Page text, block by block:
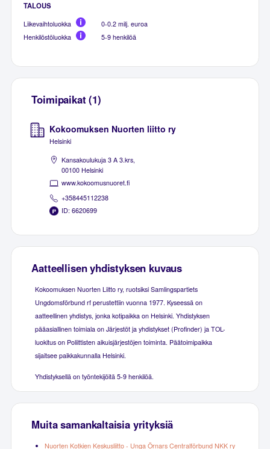
TALOUS
Liikevaihtoluokka
0-0.2 milj. euroa
Henkilöstöluokka
5-9 henkilöä
Toimipaikat (1)
Kokoomuksen Nuorten liitto ry
Helsinki
Kansakoulukuja 3 A 3.krs,
00100 Helsinki
www.kokoomusnuoret.fi
+358445112238
ID: 6620699
Aatteellisen yhdistyksen kuvaus
Kokoomuksen Nuorten Liitto ry, ruotsiksi Samlingspartiets
Ungdomsförbund rf perustettiin vuonna 1977. Kyseessä on
aatteellinen yhdistys, jonka kotipaikka on Helsinki. Yhdistyksen
pääasiallinen toimiala on Järjestöt ja yhdistykset (Profinder) ja TOL-
luokitus on Poliittisten aikuisjärjestöjen toiminta. Päätoimipaikka
sijaitsee paikkakunnalla Helsinki.
Yhdistyksellä on työntekijöitä 5-9 henkilöä.
Muita samankaltaisia yrityksiä
Nuorten Kotkien Keskusliitto - Unga Örnars Centralförbund NKK ry